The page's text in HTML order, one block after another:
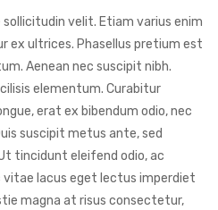
velit. Etiam varius enim
ex ultrices. Phasellus pretium est
Aenean nec suscipit nibh.
elementum. Curabitur
erat ex bibendum odio, nec
suscipit metus ante, sed
tincidunt eleifend odio, ac
vitae lacus eget lectus imperdiet
magna at risus consectetur,